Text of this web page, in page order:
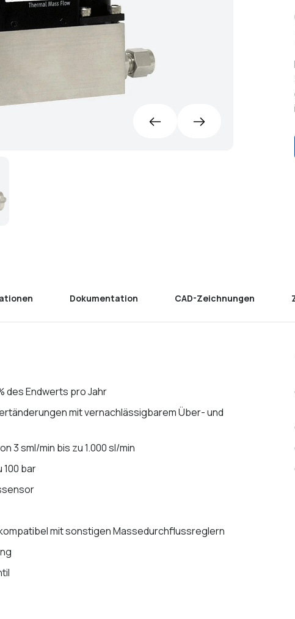
Dokumentation CAD-Zeichnungen
des Endwerts pro Jahr
mit vernachlässigbarem Über- und
3 sml/min bis zu 1.000 sl/min
bar
mit sonstigen Massedurchflussreglern